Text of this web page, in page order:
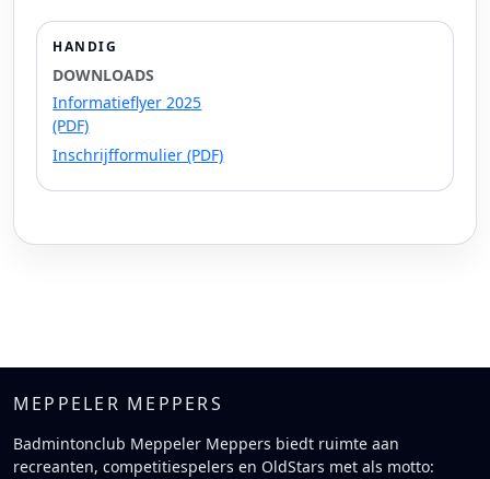
HANDIG
DOWNLOADS
Informatieflyer 2025
(PDF)
Inschrijfformulier (PDF)
MEPPELER MEPPERS
Badmintonclub Meppeler Meppers biedt ruimte aan
recreanten, competitiespelers en OldStars met als motto: